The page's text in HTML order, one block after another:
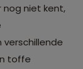
nog niet kent,
verschillende
toffe